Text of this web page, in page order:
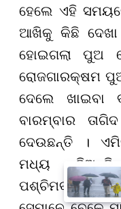
ହେଲେ ଏହି
ଆଖିକୁ କିଛି
ହୋଇଗଲା ପୁଅ
ରୋଜଗାରକ୍ଷମ
ଦେଲେ ଖାଇବା
ବାରମ୍ବାର
ଦେଉଛନ୍ତି ।
ମଧ୍ୟ
ପଶ୍ଚିମବଙ୍ଗରେ